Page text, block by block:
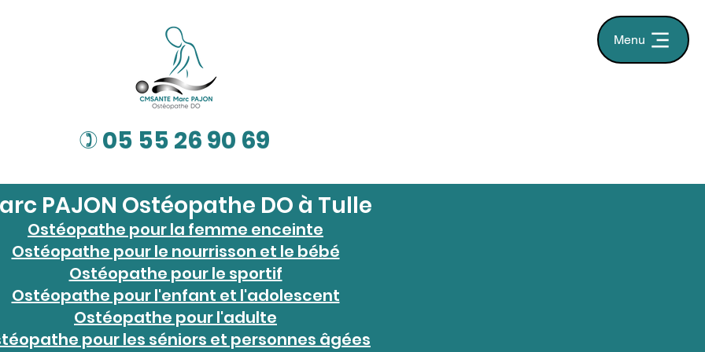
Menu
) 05 55 26 90 69
PAJON Ostéopathe DO à Tulle
Ostéopathe pour la femme enceinte
Ostéopathe pour le nourrisson et le bébé
Ostéopathe pour le sportif
Ostéopathe pour l'enfant et l'adolescent
Ostéopathe pour l'adulte
pour les séniors et personnes âgées